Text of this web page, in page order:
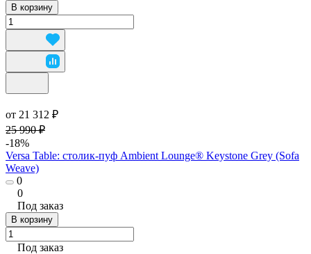
В корзину
от 21 312 ₽
25 990 ₽
-18%
Versa Table: столик-пуф Ambient Lounge® Keystone Grey (Sofa
Weave)
0
0
Под заказ
В корзину
Под заказ